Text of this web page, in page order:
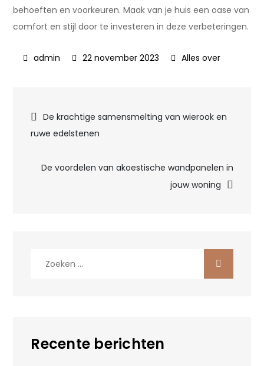
behoeften en voorkeuren. Maak van je huis een oase van
comfort en stijl door te investeren in deze verbeteringen.
22 november 2023 Alles over
Bericht
navigatie
De krachtige samensmelting van wierook en
ruwe edelstenen
De voordelen van akoestische wandpanelen in
jouw woning
Recente berichten